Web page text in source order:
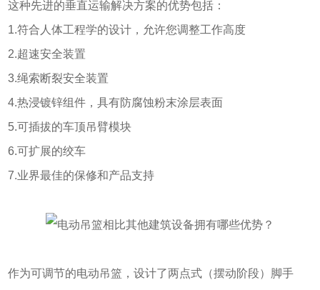
这种先进的垂直运输解决方案的优势包括：
1.符合人体工程学的设计，允许您调整工作高度
2.超速安全装置
3.绳索断裂安全装置
4.热浸镀锌组件，具有防腐蚀粉末涂层表面
5.可插拔的车顶吊臂模块
6.可扩展的绞车
7.业界最佳的保修和产品支持
作为可调节的电动吊篮，设计了两点式（摆动阶段）脚手